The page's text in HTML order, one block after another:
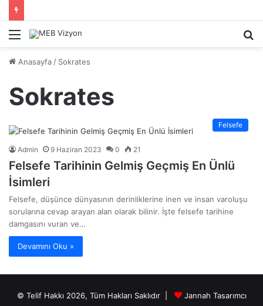
Menü
Anasayfa / Sokrates
Sokrates
Felsefe
Admin 9 Haziran 2023 0 21
Felsefe Tarihinin Gelmiş Geçmiş En Ünlü
İsimleri
Felsefe, düşünce dünyasının derinliklerine inen ve insan varoluşu
sorularına cevap arayan alan olarak bilinir. İşte felsefe tarihine
damgasını vuran ve…
Devamını Oku »
© Telif Hakkı 2026, Tüm Hakları Saklıdır |
Jannah Tasarımcı